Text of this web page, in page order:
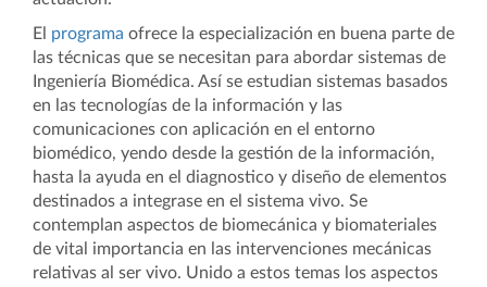
El programa ofrece la especialización en buena parte de
las técnicas que se necesitan para abordar sistemas de
Ingeniería Biomédica. Así se estudian sistemas basados
en las tecnologías de la información y las
comunicaciones con aplicación en el entorno
biomédico, yendo desde la gestión de la información,
hasta la ayuda en el diagnostico y diseño de elementos
destinados a integrase en el sistema vivo. Se
contemplan aspectos de biomecánica y biomateriales
de vital importancia en las intervenciones mecánicas
relativas al ser vivo. Unido a estos temas los aspectos